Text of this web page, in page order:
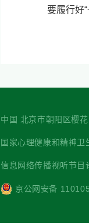
要履行好
中国 北京市朝阳区
国家心理健康和精神
信息网络传播视听节
京公网安备